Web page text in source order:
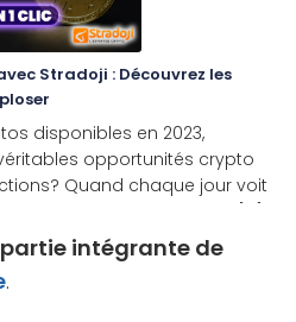
Stradoji : Découvrez les
disponibles en 2023,
opportunités crypto
Quand chaque jour voit
partie intégrante de
.